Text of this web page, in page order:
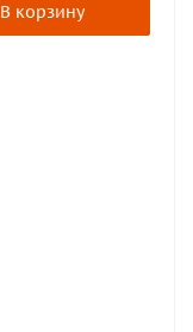
В корзину